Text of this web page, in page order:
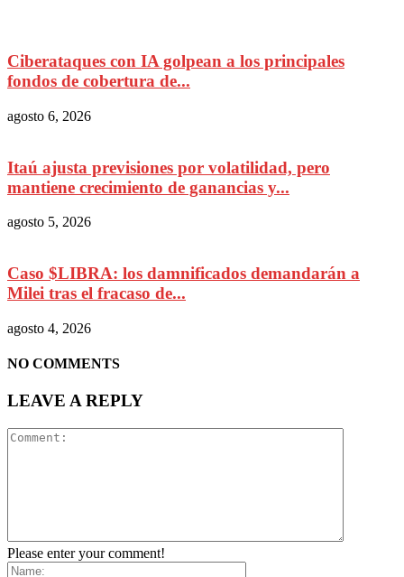
Ciberataques con IA golpean a los principales
fondos de cobertura de...
agosto 6, 2026
Itaú ajusta previsiones por volatilidad, pero
mantiene crecimiento de ganancias y...
agosto 5, 2026
Caso $LIBRA: los damnificados demandarán a
Milei tras el fracaso de...
agosto 4, 2026
NO COMMENTS
LEAVE A REPLY
Please enter your comment!